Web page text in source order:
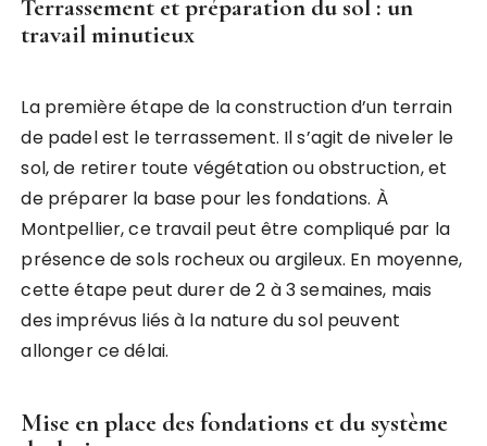
Terrassement et préparation du sol : un
travail minutieux
La première étape de la construction d’un terrain
de padel est le terrassement. Il s’agit de niveler le
sol, de retirer toute végétation ou obstruction, et
de préparer la base pour les fondations. À
Montpellier, ce travail peut être compliqué par la
présence de sols rocheux ou argileux. En moyenne,
cette étape peut durer de 2 à 3 semaines, mais
des imprévus liés à la nature du sol peuvent
allonger ce délai.
Mise en place des fondations et du système